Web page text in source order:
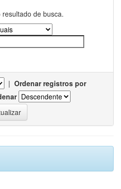
de busca.
| Ordenar registros por